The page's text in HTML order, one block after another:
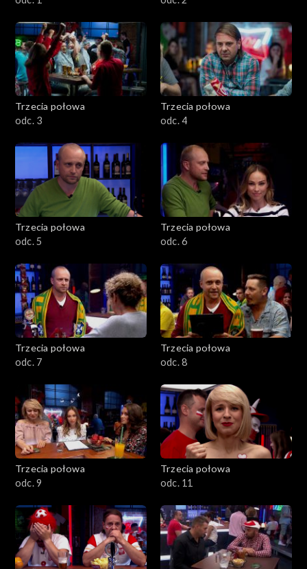
Trzecia połowa
odc. 3
Trzecia połowa
odc. 4
Trzecia połowa
odc. 5
Trzecia połowa
odc. 6
Trzecia połowa
odc. 7
Trzecia połowa
odc. 8
Trzecia połowa
odc. 9
Trzecia połowa
odc. 11